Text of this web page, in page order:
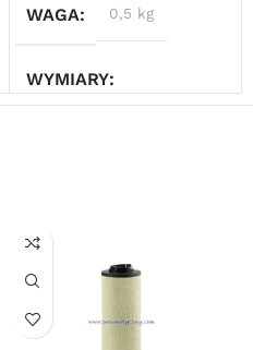
WAGA 0,5 kg
WYMIARY